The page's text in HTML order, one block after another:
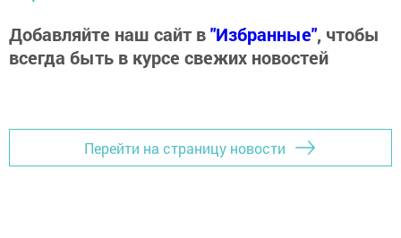
Добавляйте наш сайт в"Избранные", чтобы
всегда быть в курсе свежих новостей
Перейти на страницу новости